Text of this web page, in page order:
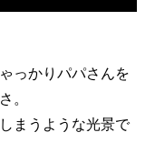
っかりパパさんを
。
まうような光景で